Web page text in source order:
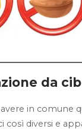
da
in comune
così diversi e